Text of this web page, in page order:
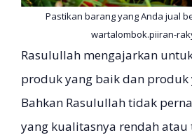
Pastikan barang yang Anda jual
wartalombok.piiran-
Rasulullah mengajarkan
produk yang baik dan produk
Bahkan Rasulullah tidak
yang kualitasnya rendah atau